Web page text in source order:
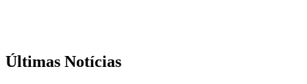
Últimas Notícias